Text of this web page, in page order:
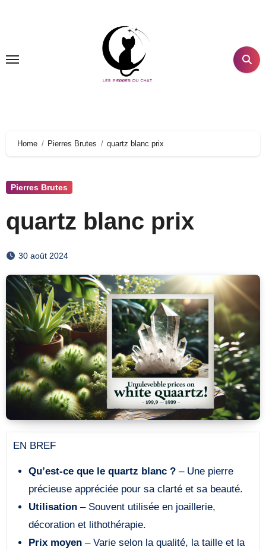
principal
Home Pierres Brutes quartz blanc prix
Pierres Brutes
quartz blanc prix
30 août 2024
EN BREF
Qu’est-ce que le quartz blanc ?– Une pierre
précieuse appréciée pour sa clarté et sa beauté.
Utilisation– Souvent utilisée en joaillerie,
décoration et lithothérapie.
Prix moyen– Varie selon la qualité, la taille et la